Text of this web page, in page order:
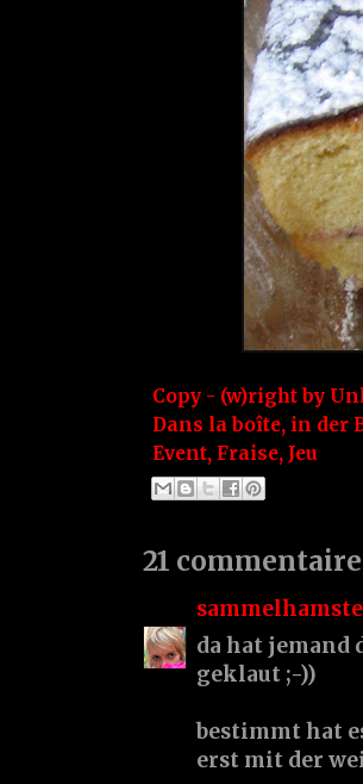
Copy - (w)right by
Dans la boîte, in der
Event, Fraise, Jeu
21
da hat jemand
geklaut ;-))
bestimmt hat
erst mit der